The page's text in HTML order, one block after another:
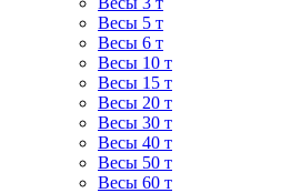
Весы 5 т
Весы 6 т
Весы 10 т
Весы 15 т
Весы 20 т
Весы 30 т
Весы 40 т
Весы 50 т
Весы 60 т